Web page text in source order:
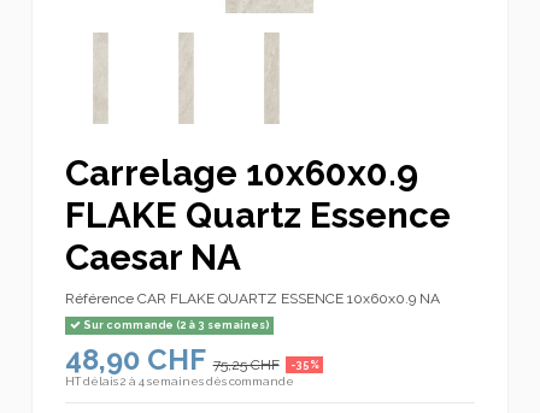
Carrelage 10x60x0.9
FLAKE Quartz Essence
Caesar NA
Référence CAR FLAKE QUARTZ ESSENCE 10x60x0.9 NA
Sur commande (2 à 3 semaines)
48,90 CHF 75,25 CHF -35%
HTdélais 2 à 4 semaines dès commande